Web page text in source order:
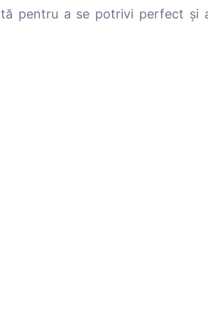
pentru a se potrivi perfect și